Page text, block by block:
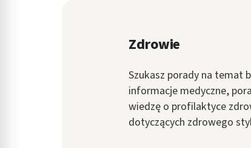
Zdrowie
Szukasz porady na temat
informacje medyczne,
wiedzę o profilaktyce
dotyczących zdrowego